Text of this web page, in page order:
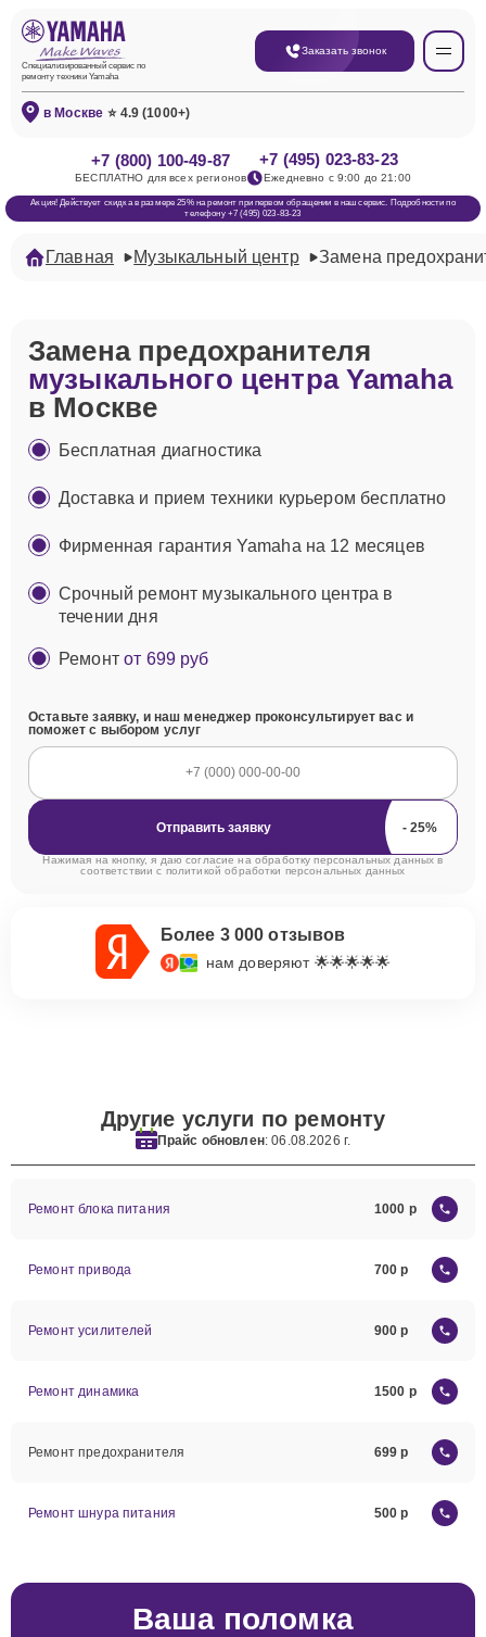
Специализированный сервис по
ремонту техники Yamaha
Заказать звонок
в Москве ⭐ 4.9 (1000+)
+7 (800) 100-49-87
БЕСПЛАТНО для всех регионов
+7 (495) 023-83-23
Ежедневно с 9:00 до 21:00
Акция! Действует скидка в размере 25% на ремонт при первом обращении в наш сервис. Подробности по
телефону +7 (495) 023-83-23
Главная Музыкальный центр Замена
Замена предохранителя
музыкального центра Yamaha
в Москве
Бесплатная диагностика
Доставка и прием техники курьером бесплатно
Фирменная гарантия Yamaha на 12 месяцев
Срочный ремонт музыкального центра в
течении дня
Ремонтот 699 руб
Оставьте заявку, и наш менеджер проконсультирует вас и
поможет с выбором услуг
Отправить заявку
Нажимая на кнопку, я даю согласие на обработку персональных данных в
соответствии с политикой обработки персональных данных
Более 3 000 отзывов
нам доверяют 🌟🌟🌟🌟🌟
Другие услуги по ремонту
Прайс обновлен: 06.08.2026 г.
Ремонт блока питания 1000
Ремонт привода 700
Ремонт усилителей 900
Ремонт динамика 1500
Ремонт предохранителя 699
Ремонт шнура питания 500
Ваша поломка